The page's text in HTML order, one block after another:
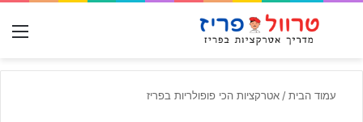
חפש עבור
עמוד הבית/ אטרקציות הכי פופולריות בפריז